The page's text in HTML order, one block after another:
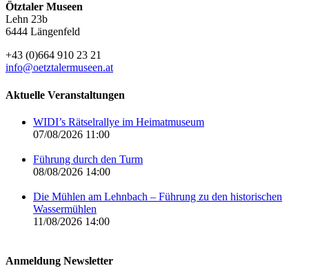
Ötztaler Museen
Lehn 23b
6444 Längenfeld
+43 (0)664 910 23 21
info@oetztalermuseen.at
Aktuelle Veranstaltungen
WIDI’s Rätselrallye im Heimatmuseum
07/08/2026 11:00
Führung durch den Turm
08/08/2026 14:00
Die Mühlen am Lehnbach – Führung zu den historischen
Wassermühlen
11/08/2026 14:00
Anmeldung Newsletter